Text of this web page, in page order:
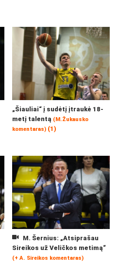
„Šiauliai“ į sudėtį įtraukė 18-
metį talentą (M.Žukausko
komentaras) (1)
M. Šernius: „Atsiprašau
Sireikos už Veličkos metimą“
(+ A. Sireikos komentaras)